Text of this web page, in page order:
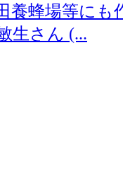
養蜂場等にも
生さん (...